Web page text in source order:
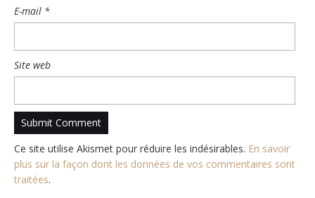
E-mail *
Site web
Ce site utilise Akismet pour réduire les indésirables. En savoir
plus sur la façon dont les données de vos commentaires sont
traitées.